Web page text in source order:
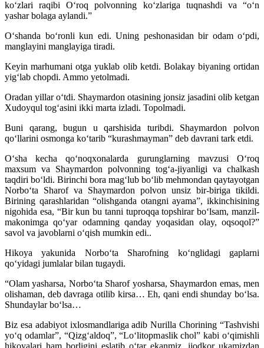
koʻzlari raqibi Oʻroq polvonning koʻzlariga tuqnashdi va “oʻn
yashar bolaga aylandi.”
Oʻshanda boʻronli kun edi. Uning peshonasidan bir odam oʻpdi,
manglayini manglayiga tiradi.
Keyin marhumani otga yuklab olib ketdi. Bolakay biyaning ortidan
yigʻlab chopdi. Ammo yetolmadi.
Oradan yillar oʻtdi. Shaymardon otasining jonsiz jasadini olib ketgan
Xudoyqul togʻasini ikki marta izladi. Topolmadi.
Buni qarang, bugun u qarshisida turibdi. Shaymardon polvon
qoʻllarini osmonga koʻtarib “kurashmayman” deb davrani tark etdi.
Oʻsha kecha qoʻnoqxonalarda gurunglarning mavzusi Oʻroq
maxsum va Shaymardon polvonning togʻa-jiyanligi va chalkash
taqdiri boʻldi. Birinchi bora magʻlub boʻlib mehmondan qaytayotgan
Norboʻta Sharof va Shaymardon polvon unsiz bir-biriga tikildi.
Birining qarashlaridan “olishganda otangni ayama”, ikkinchisining
nigohida esa, “Bir kun bu tanni tuproqqa topshirar boʻlsam, manzil-
makonimga qoʻyar odamning qanday yoqasidan olay, oqsoqol?”
savol va javoblarni oʻqish mumkin edi..
Hikoya yakunida Norboʻta Sharofning koʻnglidagi gaplarni
qoʻyidagi jumlalar bilan tugaydi.
“Olam yasharsa, Norboʻta Sharof yosharsa, Shaymardon emas, men
olishaman, deb davraga otilib kirsa… Eh, qani endi shunday boʻlsa.
Shundaylar boʻlsa…
Biz esa adabiyot ixlosmandlariga adib Nurilla Chorining “Tashvishi
yoʻq odamlar”, “Qizgʻaldoq”, “Loʻlitopmaslik chol” kabi oʻqimishli
hikoyalari ham borligini eslatib oʻtar ekanmiz, ijodkor ukamizdan